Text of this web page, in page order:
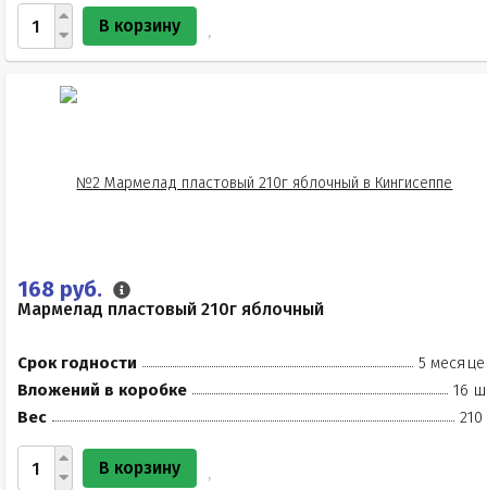
В корзину
168 руб.
Мармелад пластовый 210г яблочный
Срок годности
5
Вложений в коробке
16
Вес
210
В корзину